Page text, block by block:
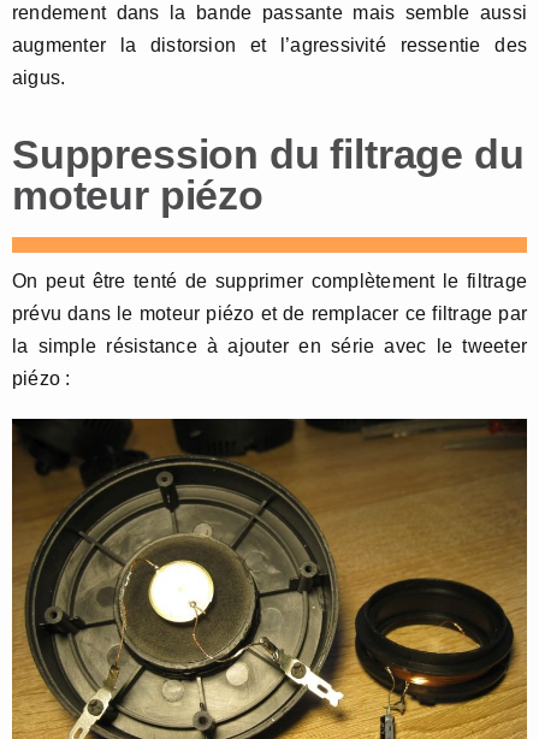
rendement dans la bande passante mais semble aussi
augmenter la distorsion et l’agressivité ressentie des
aigus.
Suppression du filtrage du
moteur piézo
On peut être tenté de supprimer complètement le filtrage
prévu dans le moteur piézo et de remplacer ce filtrage par
la simple résistance à ajouter en série avec le tweeter
piézo :